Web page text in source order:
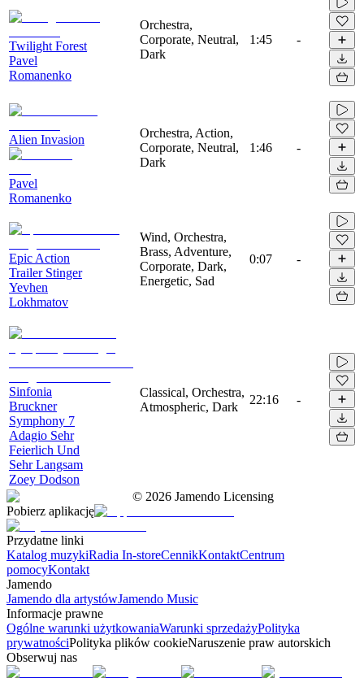
Twilight Forest
Pavel
Romanenko
Orchestra,
Corporate, Neutral,
Dark
1:45 -
Alien Invasion
Pavel
Romanenko
Orchestra, Action,
Corporate, Neutral,
Dark
1:46 -
Epic Action
Trailer Stinger
Yevhen
Lokhmatov
Wind, Orchestra,
Brass, Adventure,
Corporate, Dark,
Energetic, Sad
0:07 -
Sinfonia
Bruckner
Symphony 7
Adagio Sehr
Feierlich Und
Sehr Langsam
Zoey Dodson
Classical, Orchestra,
Atmospheric, Dark
22:16 -
© 2026 Jamendo Licensing
Pobierz aplikację
Przydatne linki
Katalog muzykiRadia In-storeCennikKontaktCentrum
pomocyKontakt
Jamendo
Jamendo dla artystówJamendo Music
Informacje prawne
Ogólne warunki użytkowaniaWarunki sprzedażyPolityka
prywatnościPolityka plików cookieNaruszenie praw autorskich
Obserwuj nas